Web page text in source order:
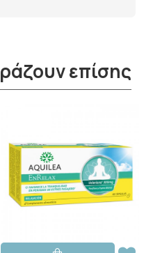
πρόληψη του απλού
από τον απλό
επίσης